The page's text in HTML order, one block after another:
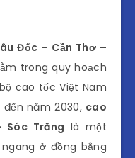
Đốc – Cần Thơ –
trong quy hoạch
cao tốc Việt Nam
năm 2030, cao
Trăng là một
ở đồng bằng